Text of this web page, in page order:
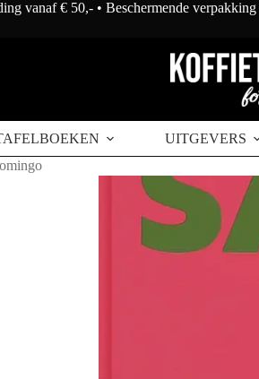
vanaf € 50,- • Beschermende
UITGEVERS